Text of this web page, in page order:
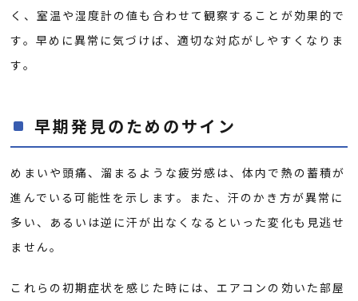
く、室温や湿度計の値も合わせて観察することが効果的で
す。早めに異常に気づけば、適切な対応がしやすくなりま
す。
早期発見のためのサイン
めまいや頭痛、溜まるような疲労感は、体内で熱の蓄積が
進んでいる可能性を示します。また、汗のかき方が異常に
多い、あるいは逆に汗が出なくなるといった変化も見逃せ
ません。
これらの初期症状を感じた時には、エアコンの効いた部屋